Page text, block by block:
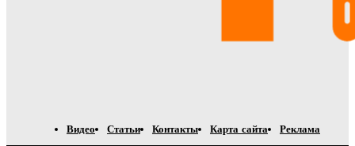
Видео Статьи Контакты Карта сайта Реклама